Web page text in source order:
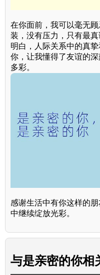
在你面前，我可以毫无
装，没有压力，只有最
明白，人际关系中的真
你，让我懂得了友谊的
多彩。
感谢生活中有你这样的
中继续绽放光彩。
与是亲密的你相